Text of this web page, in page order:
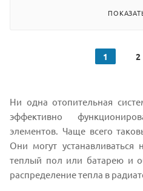
1 2
Ни одна отопительная
эффективно
элементов. Чаще всего
Они могут устанавливаться
теплый пол или батарею и
распределение тепла в